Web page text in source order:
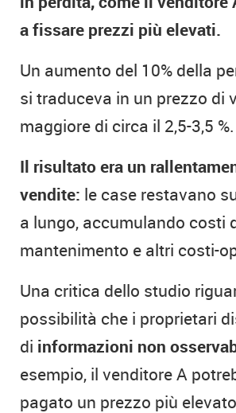
a fissare prezzi più elevati.
Un aumento del 10% della
si traduceva in un prezzo di
maggiore di circa il 2,5-3,5 %.
Il risultato era un
vendite: le case restavano
a lungo, accumulando costi
mantenimento e altri costi-
Una critica dello studio
possibilità che i proprietari
di informazioni non
esempio, il venditore A
pagato un prezzo più